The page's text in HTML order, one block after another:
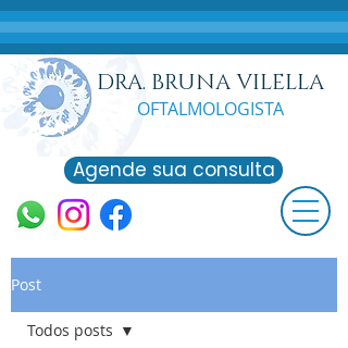
Agende sua consulta
DRA. BRUNA VILELLA
OFTALMOLOGISTA
Post
Todos posts